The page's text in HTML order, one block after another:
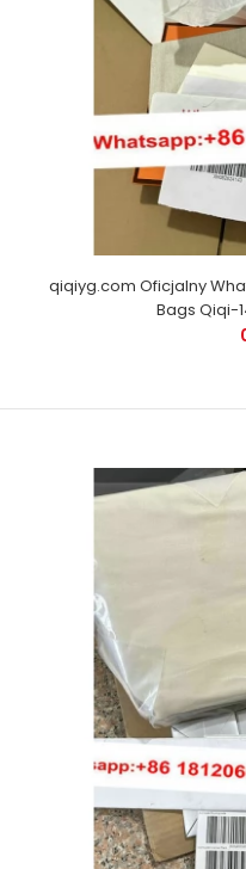
qiqiyg.com Oficjalny
Bags Qiqi-